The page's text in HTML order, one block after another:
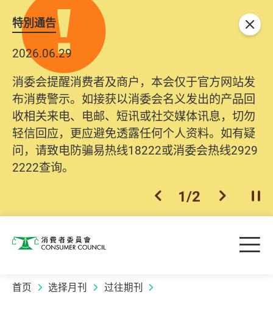
特別通告
2026.06.29
消委会提醒消费者及商户，本会仅于官方网站发
布消费警示。如接获以消委会名义发出的产品回
收相关来电、电邮、短讯或社交媒体讯息，切勿
轻信回应，更应避免透露任何个人资料。如有疑
问，请致电防骗易热线18222或消委会热线2929
2222查询。
上一个
1/2 下一个开
关闭
消费者委员会 目
首页 选择月刊 过往期刊